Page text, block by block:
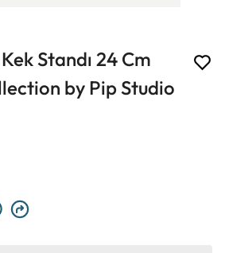
Standı 24 Cm
by Pip Studio